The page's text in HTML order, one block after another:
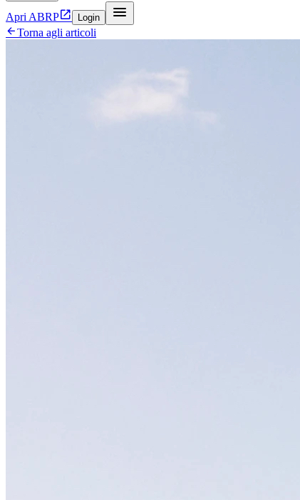
Apri ABRP Login 
Torna agli articoli